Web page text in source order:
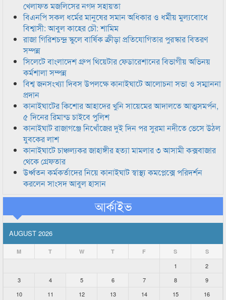
খেলাফত মজলিসের নগদ সহায়তা
বিএনপি সকল ধর্মের মানুষের সমান অধিকার ও ধর্মীয় মুল্যবোধে
বিশ্বাসী: আবুল কাহের চৌ: শামিম
রাজা গিরিশচন্দ্র স্কুলে বার্ষিক ক্রীড়া প্রতিযোগিতার পুরস্কার বিতরণ
সম্পন্ন
সিলেটে বাংলাদেশ গ্রুপ থিয়েটার ফেডারেশানের বিভাগীয় অভিনয়
কর্মশালা সম্পন্ন
বিশ্ব জনসংখ্যা দিবস উপলক্ষে কানাইঘাটে আলোচনা সভা ও সম্মাননা
প্রদান
কানাইঘাটের কিশোর আহাদের খুনি সায়েমের আদালতে আত্মসমর্পন,
৫ দিনের রিমান্ড চাইবে পুলিশ
কানাইঘাট রাজাগঞ্জে নিখোঁজের দুই দিন পর সুরমা নদীতে ভেসে উঠল
যুবকের লাশ
কানাইঘাটে চাঞ্চল্যকর জাহাঙ্গীর হত্যা মামলার ৩ আসামী কক্সবাজার
থেকে গ্রেফতার
উর্ধ্বতন কর্মকর্তাদের নিয়ে কানাইঘাট স্বাস্থ্য কমপ্লেক্সে পরিদর্শন
করলেন সাংসদ আবুল হাসান
আর্কাইভ
AUGUST 2026
M T W T F S S
1
2
3
4 5 6 7 8
9
10
11 12 13 14 15 16